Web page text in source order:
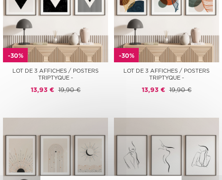
-30%
LOT DE 3 AFFICHES / POSTERS
TRIPTYQUE -
13,93 € 19,90 €
-30%
LOT DE 3 AFFICHES / POSTERS
TRIPTYQUE -
13,93 € 19,90 €